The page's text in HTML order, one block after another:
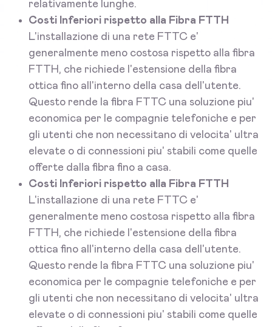
relativamente lunghe.
Costi Inferiori rispetto alla Fibra FTTH
L'installazione di una rete FTTC e'
generalmente meno costosa rispetto alla fibra
FTTH, che richiede l'estensione della fibra
ottica fino all'interno della casa dell'utente.
Questo rende la fibra FTTC una soluzione piu'
economica per le compagnie telefoniche e per
gli utenti che non necessitano di velocita' ultra
elevate o di connessioni piu' stabili come quelle
offerte dalla fibra fino a casa.
Costi Inferiori rispetto alla Fibra FTTH
L'installazione di una rete FTTC e'
generalmente meno costosa rispetto alla fibra
FTTH, che richiede l'estensione della fibra
ottica fino all'interno della casa dell'utente.
Questo rende la fibra FTTC una soluzione piu'
economica per le compagnie telefoniche e per
gli utenti che non necessitano di velocita' ultra
elevate o di connessioni piu' stabili come quelle